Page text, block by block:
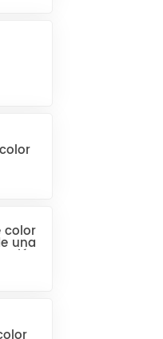
color
una